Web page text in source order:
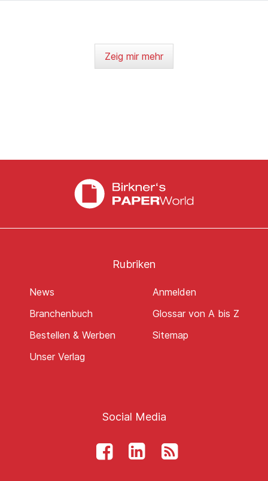
Zeig mir mehr
Rubriken
News
Branchenbuch
Bestellen & Werben
Unser Verlag
Anmelden
Glossar von A bis Z
Sitemap
Social Media